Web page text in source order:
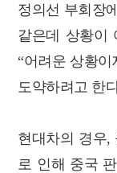
정의선 부회장
같은데 상황이
“어려운 상황
도약하려고 한
현대차의 경우,
로 인해 중국